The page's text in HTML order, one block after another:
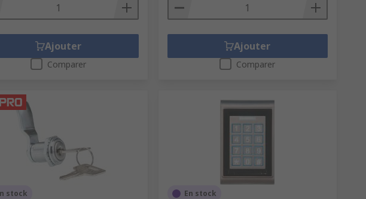
fixé généralement à une porte, et d'un crochet, fixé à un
La manille peut être passée à travers une bague, un
(ou à combinaison).
Ajouter
Comparer
Ajouter
Comparer
stock En stock